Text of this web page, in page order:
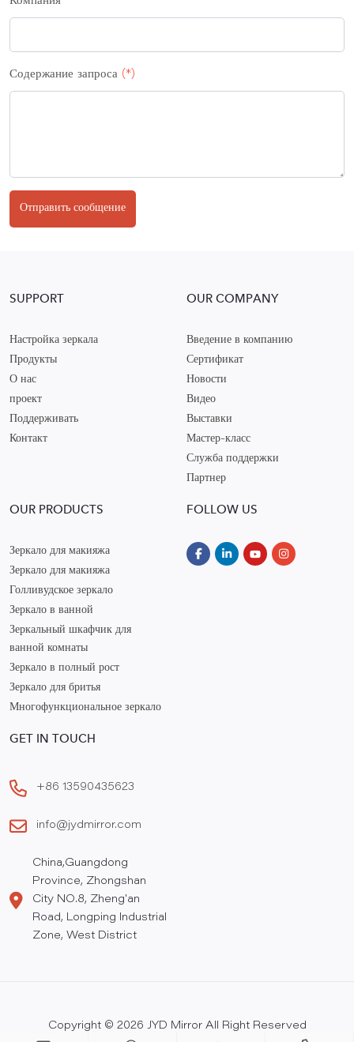
Содержание запроса (*)
Отправить сообщение
SUPPORT
Настройка зеркала
Продукты
О нас
проект
Поддерживать
Контакт
OUR COMPANY
Введение в компанию
Сертификат
Новости
Видео
Выставки
Мастер-класс
Служба поддержки
Партнер
OUR PRODUCTS
Зеркало для макияжа
Зеркало для макияжа
Голливудское зеркало
Зеркало в ванной
Зеркальный шкафчик для
ванной комнаты
Зеркало в полный рост
Зеркало для бритья
Многофункциональное зеркало
FOLLOW US
GET IN TOUCH
+86 13590435623
info@jydmirror.com
China,Guangdong
Province, Zhongshan
City NO.8, Zheng'an
Road, Longping Industrial
Zone, West District
Copyright © 2026 JYD Mirror All Right Reserved